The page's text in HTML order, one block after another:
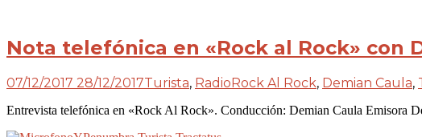
Nota telefónica en «Rock al Rock» con
07/12/2017 28/12/2017Turista, RadioRock Al Rock, Demian Caula,
Entrevista telefónica en «Rock Al Rock». Conducción: Demian Caula Emisora